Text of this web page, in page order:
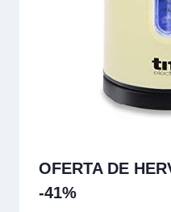
OFERTA DE
-41%